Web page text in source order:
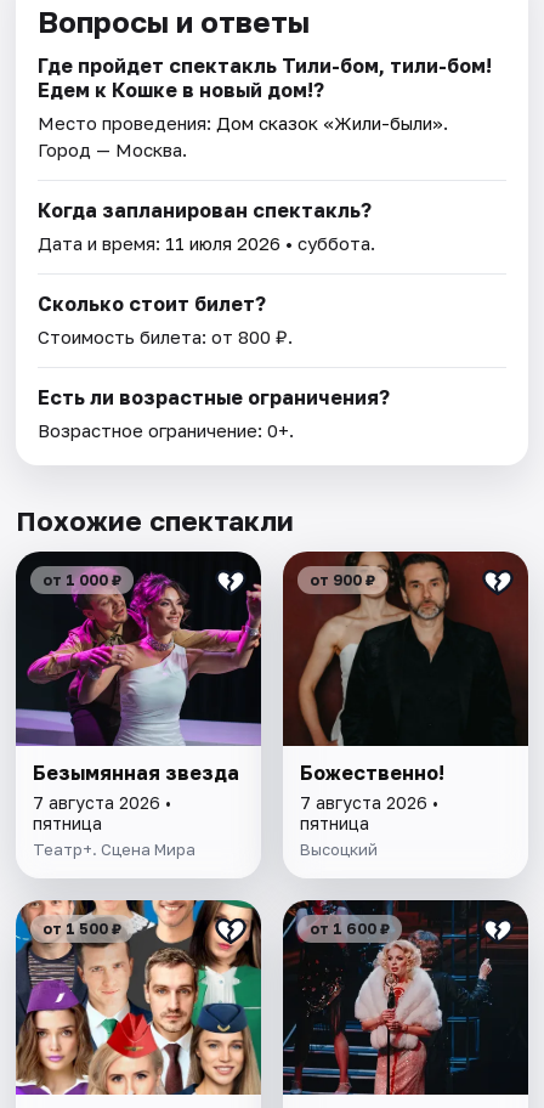
Вопросы и ответы
Где пройдет спектакль Тили-бом, тили-бом!
Едем к Кошке в новый дом!?
Место проведения: Дом сказок «Жили-были».
Город — Москва.
Когда запланирован спектакль?
Дата и время: 11 июля 2026 • суббота.
Сколько стоит билет?
Стоимость билета: от 800 ₽.
Есть ли возрастные ограничения?
Возрастное ограничение: 0+.
Похожие спектакли
от 1 000 ₽
Безымянная звезда
7 августа 2026 •
пятница
Театр+. Сцена Мира
от 900 ₽
Божественно!
7 августа 2026 •
пятница
Высоцкий
от 1 500 ₽ от 1 600 ₽